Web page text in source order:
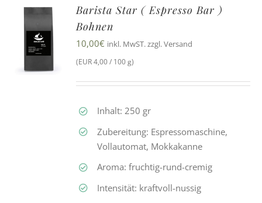
Barista Star ( Espresso Bar )
Bohnen
10,00€ inkl. MwST. zzgl. Versand
(EUR 4,00 / 100 g)
Inhalt: 250 gr
Zubereitung: Espressomaschine,
Vollautomat, Mokkakanne
Aroma: fruchtig-rund-cremig
Intensität: kraftvoll-nussig